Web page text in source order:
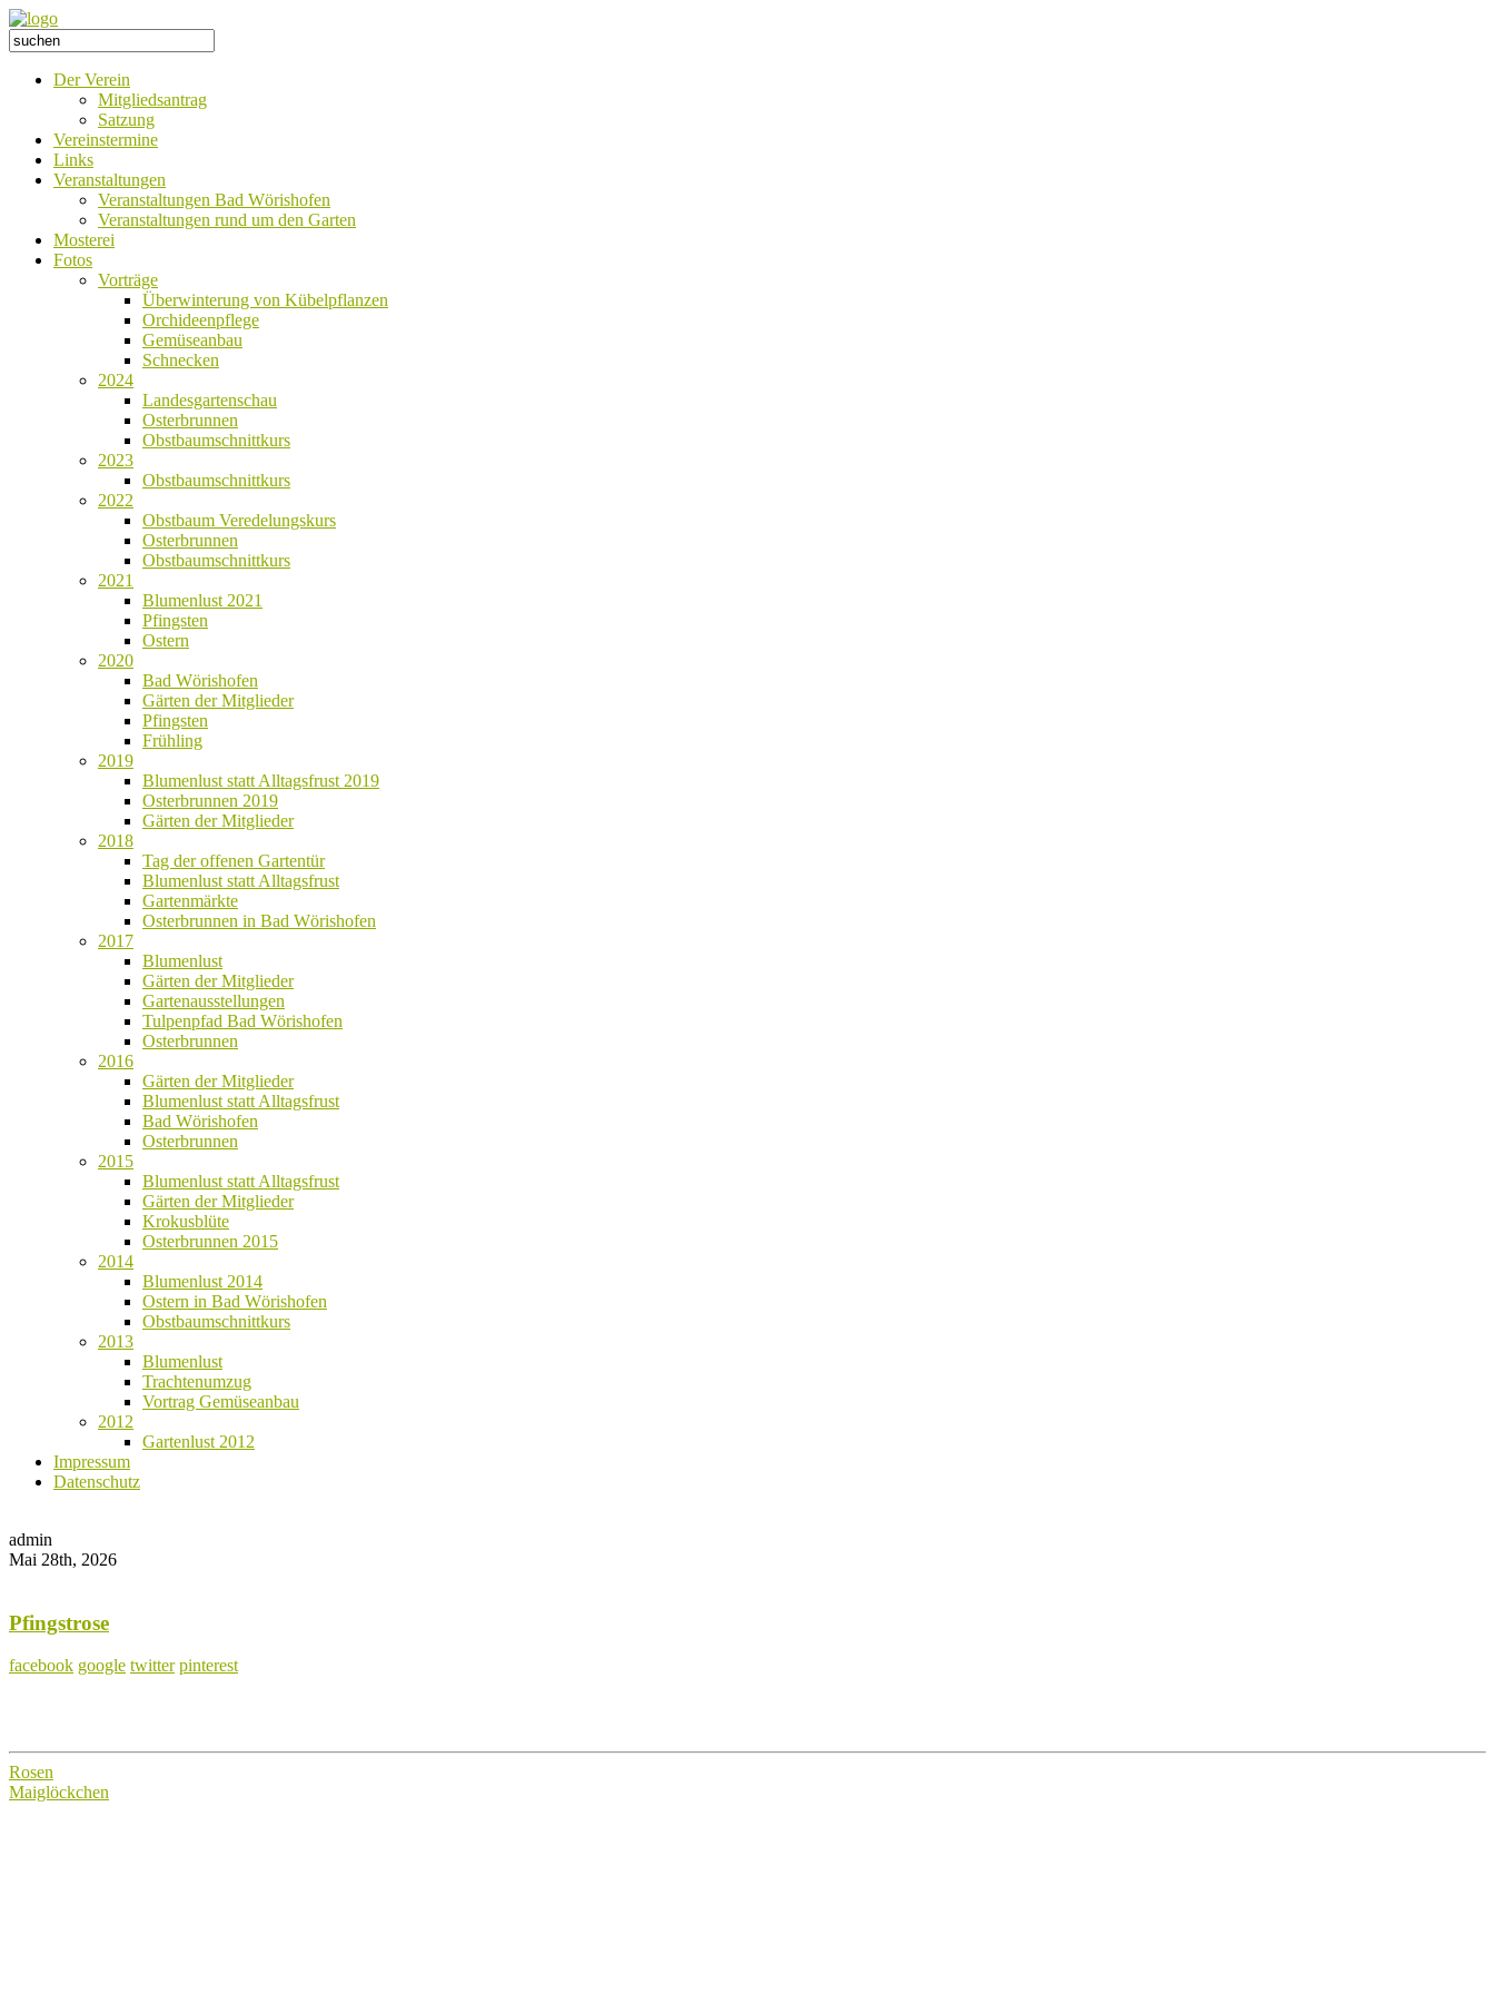
Der Verein
Mitgliedsantrag
Satzung
Vereinstermine
Links
Veranstaltungen
Veranstaltungen Bad Wörishofen
Veranstaltungen rund um den Garten
Mosterei
Fotos
Vorträge
Überwinterung von Kübelpflanzen
Orchideenpflege
Gemüseanbau
Schnecken
2024
Landesgartenschau
Osterbrunnen
Obstbaumschnittkurs
2023
Obstbaumschnittkurs
2022
Obstbaum Veredelungskurs
Osterbrunnen
Obstbaumschnittkurs
2021
Blumenlust 2021
Pfingsten
Ostern
2020
Bad Wörishofen
Gärten der Mitglieder
Pfingsten
Frühling
2019
Blumenlust statt Alltagsfrust 2019
Osterbrunnen 2019
Gärten der Mitglieder
2018
Tag der offenen Gartentür
Blumenlust statt Alltagsfrust
Gartenmärkte
Osterbrunnen in Bad Wörishofen
2017
Blumenlust
Gärten der Mitglieder
Gartenausstellungen
Tulpenpfad Bad Wörishofen
Osterbrunnen
2016
Gärten der Mitglieder
Blumenlust statt Alltagsfrust
Bad Wörishofen
Osterbrunnen
2015
Blumenlust statt Alltagsfrust
Gärten der Mitglieder
Krokusblüte
Osterbrunnen 2015
2014
Blumenlust 2014
Ostern in Bad Wörishofen
Obstbaumschnittkurs
2013
Blumenlust
Trachtenumzug
Vortrag Gemüseanbau
2012
Gartenlust 2012
Impressum
Datenschutz
admin
Mai 28th, 2026
Pfingstrose
facebook google twitter pinterest
Rosen
Maiglöckchen